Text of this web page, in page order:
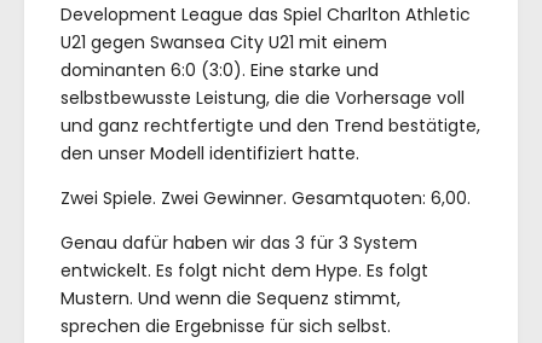
Development League das Spiel Charlton Athletic
U21 gegen Swansea City U21 mit einem
dominanten 6:0 (3:0). Eine starke und
selbstbewusste Leistung, die die Vorhersage voll
und ganz rechtfertigte und den Trend bestätigte,
den unser Modell identifiziert hatte.
Zwei Spiele. Zwei Gewinner. Gesamtquoten: 6,00.
Genau dafür haben wir das 3 für 3 System
entwickelt. Es folgt nicht dem Hype. Es folgt
Mustern. Und wenn die Sequenz stimmt,
sprechen die Ergebnisse für sich selbst.